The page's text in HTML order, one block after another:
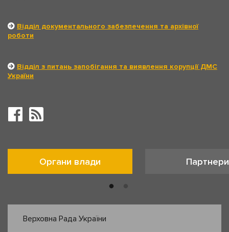
Відділ документального забезпечення та архівної
роботи
Відділ з питань запобігання та виявлення корупції ДМС
України
Органи влади Партнери
Верховна Рада України